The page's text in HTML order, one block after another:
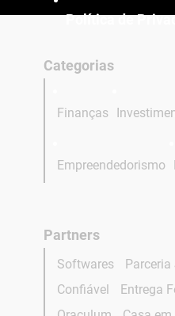
Política de
Categorias
Finanças
Empreendedorismo
Partners
Softwares
Confiável
Entrega